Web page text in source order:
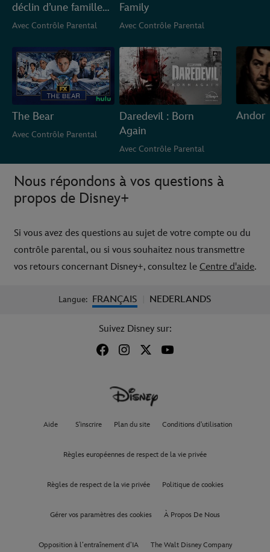
déclin d’une famille
modèle
Avec Contrôle Parental
Family
Avec Contrôle Parental
The Bear
Avec Contrôle Parental
Daredevil : Born
Again
Avec Contrôle Parental
Andor
Nous répondons à vos questions à
propos de Disney+
Si vous avez des questions au sujet de votre compte ou du
contrôle parental, ou si vous souhaitez nous transmettre
vos retours concernant Disney+, consultez le Centre d'aide.
Langue: FRANÇAIS NEDERLANDS
Suivez Disney sur:
Aide S'inscrire Plan du site Conditions d'utilisation
Règles européennes de respect de la vie privée
Règles de respect de la vie privée Politique de cookies
Gérer vos paramètres des cookies À Propos De Nous
Opposition à l’entraînement d’IA The Walt Disney Company